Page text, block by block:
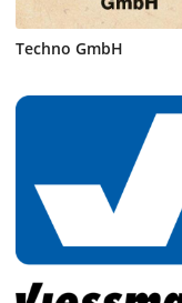
Techno GmbH